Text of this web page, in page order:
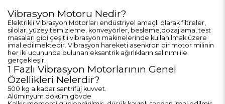
Vibrasyon Motoru Nedir?
Elektrikli Vibrasyon Motorları endüstriyel amaçlı olarak filtreler,
silolar, yüzey temizleme, konveyörler, besleme,dozajlama, test
masaları gibi çeşitli vibrasyon makinelerinde kullanılmak üzere
imal edilmektedir. Vibrasyon hareketi asenkron bir motor milinin
her iki ucununda bulunan eksantrik ağırlıkların salınımı ile
gerçekleşir.
1 Fazlı Vibrasyon Motorlarının Genel
Özellikleri Nelerdir?
500 kg a kadar santrifüj kuvvet.
Alüminyum döküm gövde